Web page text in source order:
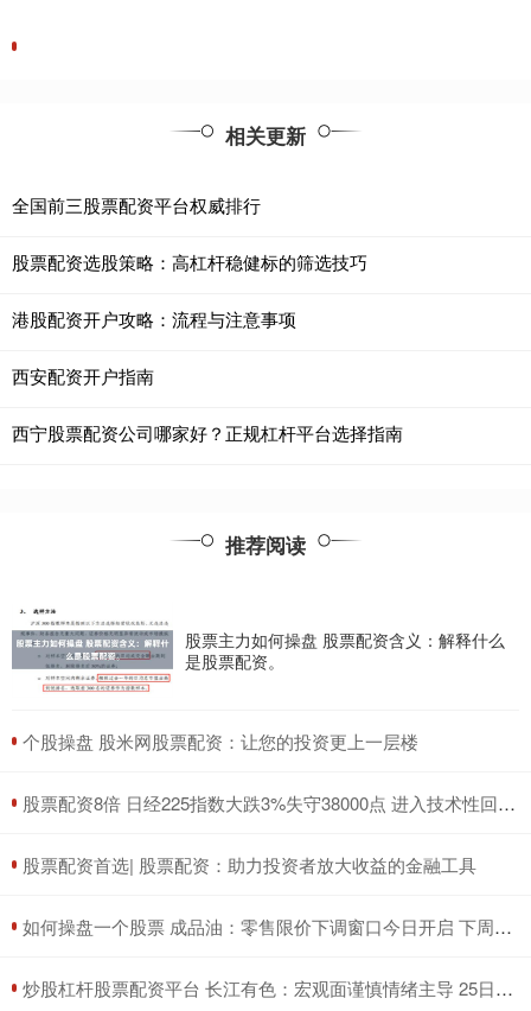
相关更新
全国前三股票配资平台权威排行
股票配资选股策略：高杠杆稳健标的筛选技巧
港股配资开户攻略：流程与注意事项
西安配资开户指南
西宁股票配资公司哪家好？正规杠杆平台选择指南
推荐阅读
股票主力如何操盘 股票配资含义：解释什么
是股票配资。
​个股操盘 股米网股票配资：让您的投资更上一层楼
​股票配资8倍 日经225指数大跌3%失守38000点 进入技术性回调区间
​股票配资首选| 股票配资：助力投资者放大收益的金融工具
​如何操盘一个股票 成品油：零售限价下调窗口今日开启 下周期伊始仍为下调预期
​炒股杠杆股票配资平台 长江有色：宏观面谨慎情绪主导 25日锡价或小跌